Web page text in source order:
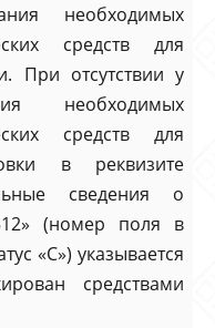
необходимых
средств для
При отсутствии у
необходимых
средств для
в реквизите
сведения о
(номер поля в
«С») указывается
средствами